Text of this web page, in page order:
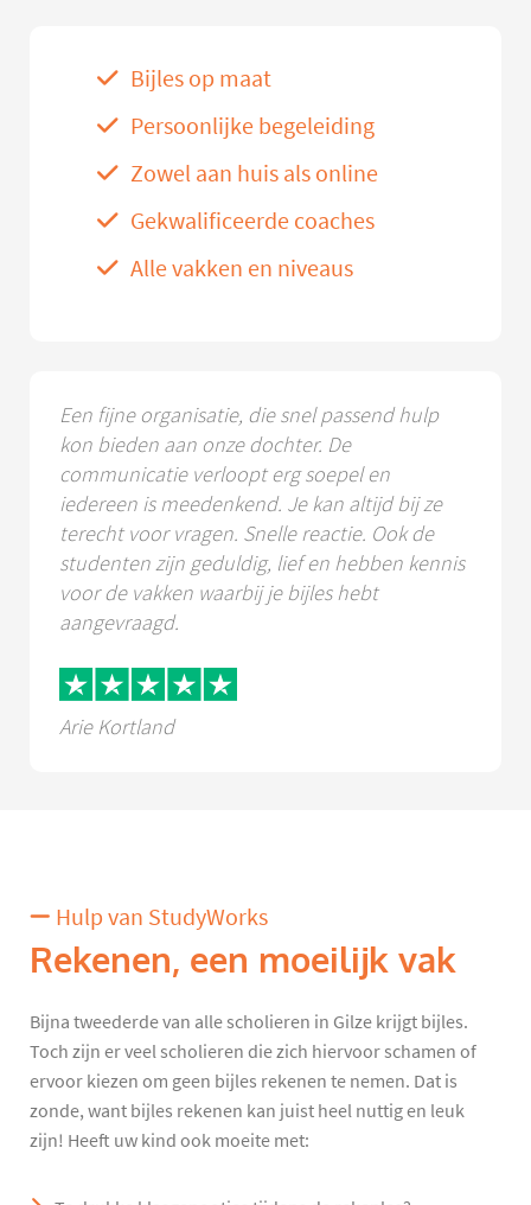
Bijles op maat
Persoonlijke begeleiding
Zowel aan huis als online
Gekwalificeerde coaches
Alle vakken en niveaus
Een fijne organisatie, die snel passend hulp
kon bieden aan onze dochter. De
communicatie verloopt erg soepel en
iedereen is meedenkend. Je kan altijd bij ze
terecht voor vragen. Snelle reactie. Ook de
studenten zijn geduldig, lief en hebben kennis
voor de vakken waarbij je bijles hebt
aangevraagd.
Arie Kortland
Hulp van StudyWorks
Rekenen, een moeilijk vak
Bijna tweederde van alle scholieren in Gilze krijgt bijles.
Toch zijn er veel scholieren die zich hiervoor schamen of
ervoor kiezen om geen bijles rekenen te nemen. Dat is
zonde, want bijles rekenen kan juist heel nuttig en leuk
zijn! Heeft uw kind ook moeite met: